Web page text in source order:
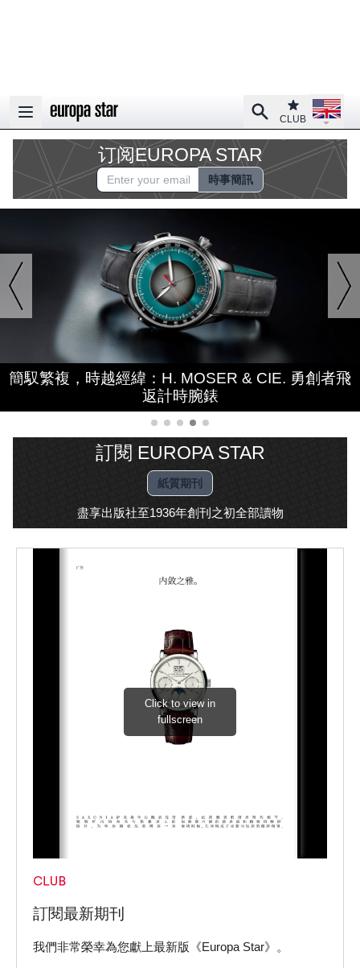
Open main menu
SearchClub
CLUB
Open
订阅EUROPA STAR
時事簡訊
碧石盤龍，逐月觀星：ARNOLD & SON Luna
Magna Platinum Dragon Verdite
同殼異韻，雙調時序：LOUIS ERARD 2340 全新色
彩
液態幻境，雙色新生：RESSENCE Type 7 全新配
色登場
簡馭繁複，時越經緯：H. MOSER & CIE. 勇創者飛
返計時腕錶
紫韻留聲，時序迴響：Glashütte Original Sixties
Chronograph 年度版
訂閱 EUROPA STAR
紙質期刊
盡享出版社至1936年創刊之初全部讀物
訂閱最新期刊
我們非常榮幸為您獻上最新版《Europa Star》。